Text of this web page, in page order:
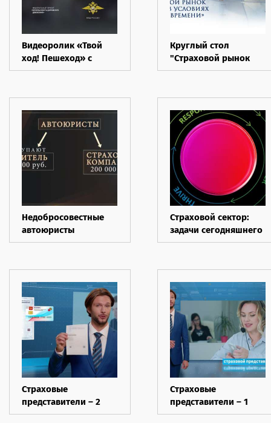
Видеоролик «Твой
ход! Пешеход» с
участием Николая
Круглый стол
"Страховой рынок
России в условиях
Недобросовестные
автоюристы
Страховой сектор:
задачи сегодняшнего
дня и прогнозы.
Страховые
представители – 2
Страховые
представители – 1